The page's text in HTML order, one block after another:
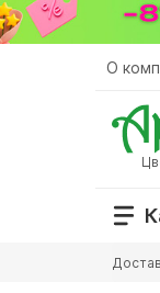
Перейти
к
О
здесь